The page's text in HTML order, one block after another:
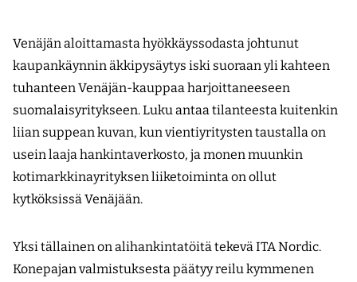
Venäjän aloittamasta hyökkäyssodasta johtunut
kaupankäynnin äkkipysäytys iski suoraan yli kahteen
tuhanteen Venäjän-kauppaa harjoittaneeseen
suomalaisyritykseen. Luku antaa tilanteesta kuitenkin
liian suppean kuvan, kun vientiyritysten taustalla on
usein laaja hankintaverkosto, ja monen muunkin
kotimarkkinayrityksen liiketoiminta on ollut
kytköksissä Venäjään.
Yksi tällainen on alihankintatöitä tekevä ITA Nordic.
Konepajan valmistuksesta päätyy reilu kymmenen